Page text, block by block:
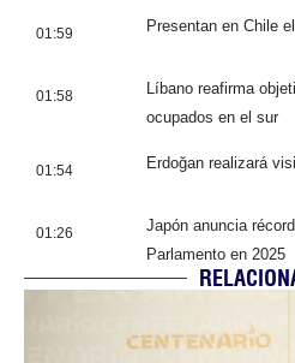
01:59 Presentan en Chile
01:58
Líbano reafirma
ocupados en el sur
01:54 Erdoğan realizará
01:26
Japón anuncia
Parlamento en 2025